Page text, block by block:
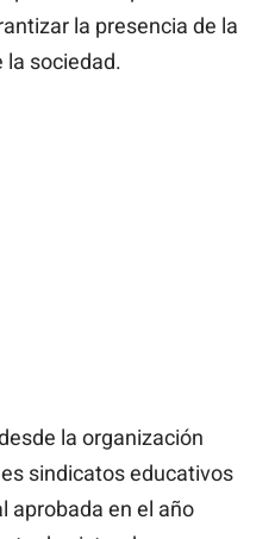
la presencia de la
la sociedad.
la organización
sindicatos educativos
aprobada en el año